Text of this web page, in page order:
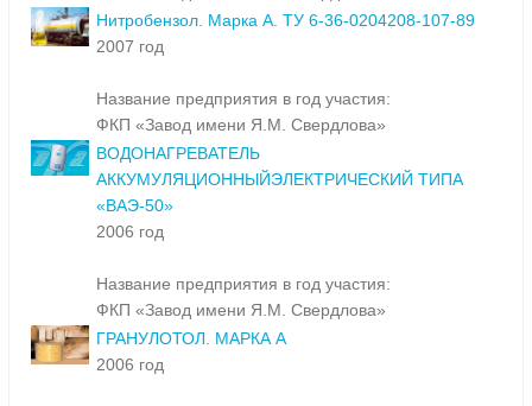
Нитробензол. Марка А. ТУ 6-36-0204208-107-89
2007 год
Название предприятия в год участия:
ФКП «Завод имени Я.М. Свердлова»
ВОДОНАГРЕВАТЕЛЬ
АККУМУЛЯЦИОННЫЙЭЛЕКТРИЧЕСКИЙ ТИПА
«ВАЭ-50»
2006 год
Название предприятия в год участия:
ФКП «Завод имени Я.М. Свердлова»
ГРАНУЛОТОЛ. МАРКА А
2006 год